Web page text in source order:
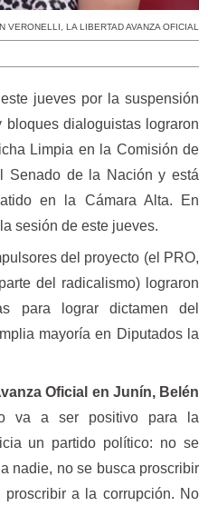
VERONELLI , LA LIBERTAD AVANZA OFICIAL
jueves por la suspensión
dialoguistas lograron
Limpia en la Comisión de
Senado de la Nación y está
en la Cámara Alta. En
sesión de este jueves.
del proyecto (el PRO,
del radicalismo) lograron
para lograr dictamen del
mayoría en Diputados la
Oficial en Junín, Belén
va a ser positivo para la
un partido político: no se
nadie, no se busca proscribir
a la corrupción. No